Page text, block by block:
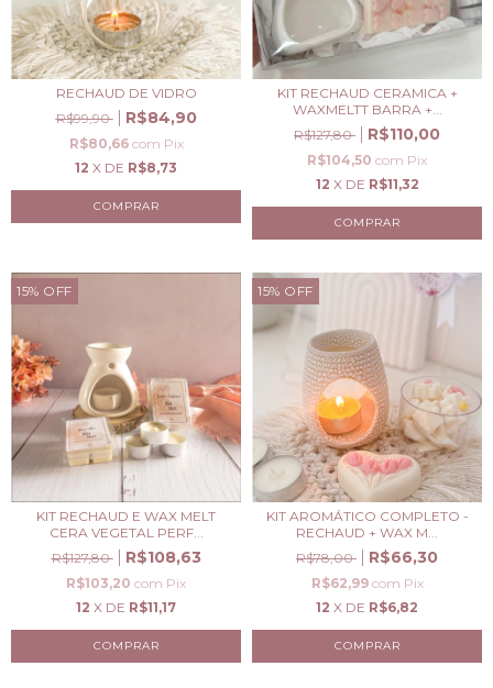
RECHAUD DE VIDRO
R$99,90
R$84,90
R$80,66 com Pix
12 X DE R$8,73
KIT RECHAUD CERAMICA +
WAXMELTT BARRA +...
R$127,80
R$110,00
R$104,50 com Pix
12 X DE R$11,32
COMPRAR
15% OFF
KIT RECHAUD E WAX MELT
CERA VEGETAL PERF...
R$127,80
R$108,63
R$103,20 com Pix
12 X DE R$11,17
15% OFF
KIT AROMÁTICO COMPLETO -
RECHAUD + WAX M...
R$78,00
R$66,30
R$62,99 com Pix
12 X DE R$6,82